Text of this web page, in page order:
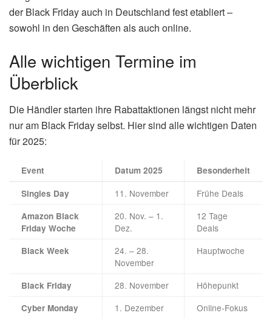
der Black Friday auch in Deutschland fest etabliert –
sowohl in den Geschäften als auch online.
Alle wichtigen Termine im
Überblick
Die Händler starten ihre Rabattaktionen längst nicht mehr
nur am Black Friday selbst. Hier sind alle wichtigen Daten
für 2025:
Event Datum 2025
Besonderheit
Singles Day
11. November Frühe Deals
Amazon Black
Friday Woche
20. Nov. – 1.
Dez.
12 Tage
Deals
Black Week
24. – 28.
November
Hauptwoche
Black Friday 28. November Höhepunkt
Cyber Monday 1. Dezember Online-Fokus